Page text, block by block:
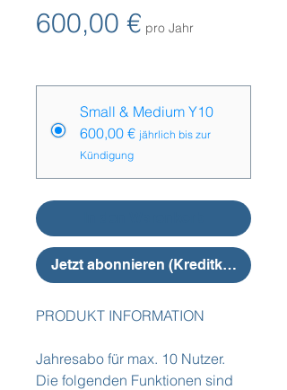
600,00 €Preis
pro Jahr
Small & Medium Y10
600,00 € jährlich bis zur
Kündigung
Jetzt abonnieren (Kreditkarte)
PRODUKT INFORMATION
Jahresabo für max. 10 Nutzer.
Die folgenden Funktionen sind